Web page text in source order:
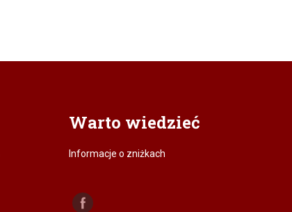
Warto wiedzieć
Informacje o zniżkach